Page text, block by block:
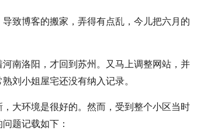
致博客的搬家，弄得有点乱，今儿把六月的
南洛阳，才回到苏州。又马上调整网站，并
刘小姐屋宅还没有纳入记录。
大环境是很好的。然而，受到整个小区当时
题记载如下：